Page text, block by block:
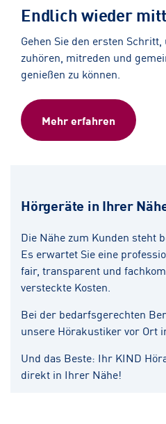
Endlich wieder
Gehen Sie den ersten
zuhören, mitreden und
genießen zu können.
Mehr erfahren
Hörgeräte in Ihrer
Die Nähe zum Kunden steht
Es erwartet Sie eine
fair, transparent und
versteckte Kosten.
Bei der bedarfsgerechten
unsere Hörakustiker vor Ort
Und das Beste: Ihr KIND
direkt in Ihrer Nähe!